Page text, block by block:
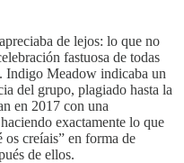
de lejos: lo que no
fastuosa de todas
Indigo Meadow indicaba un
del grupo, plagiado hasta la
en 2017 con una
exactamente lo que
creíais” en forma de
de ellos.